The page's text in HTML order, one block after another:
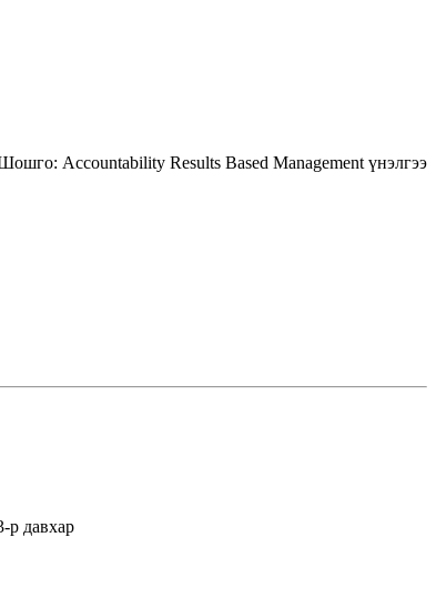
Accountability Results Based Management үнэлгээ
р давхар